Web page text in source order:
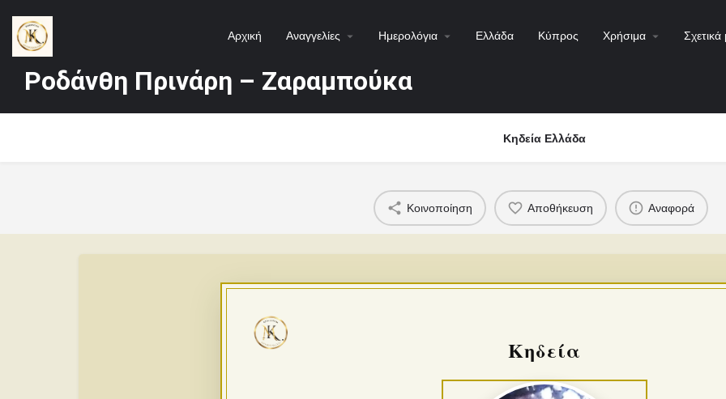
Αρχική Αναγγελίες Ημερολόγια Ελλάδα Κύπρος Χρήσιμα Σχετικά
Ροδάνθη Πρινάρη – Ζαραμπούκα
Κηδεία Ελλάδα
Κοινοποίηση Αποθήκευση Αναφορά
Κηδεία